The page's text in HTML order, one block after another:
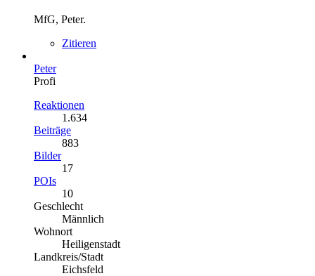
MfG, Peter.
Zitieren
Peter
Profi
Reaktionen
1.634
Beiträge
883
Bilder
17
POIs
10
Geschlecht
Männlich
Wohnort
Heiligenstadt
Landkreis/Stadt
Eichsfeld